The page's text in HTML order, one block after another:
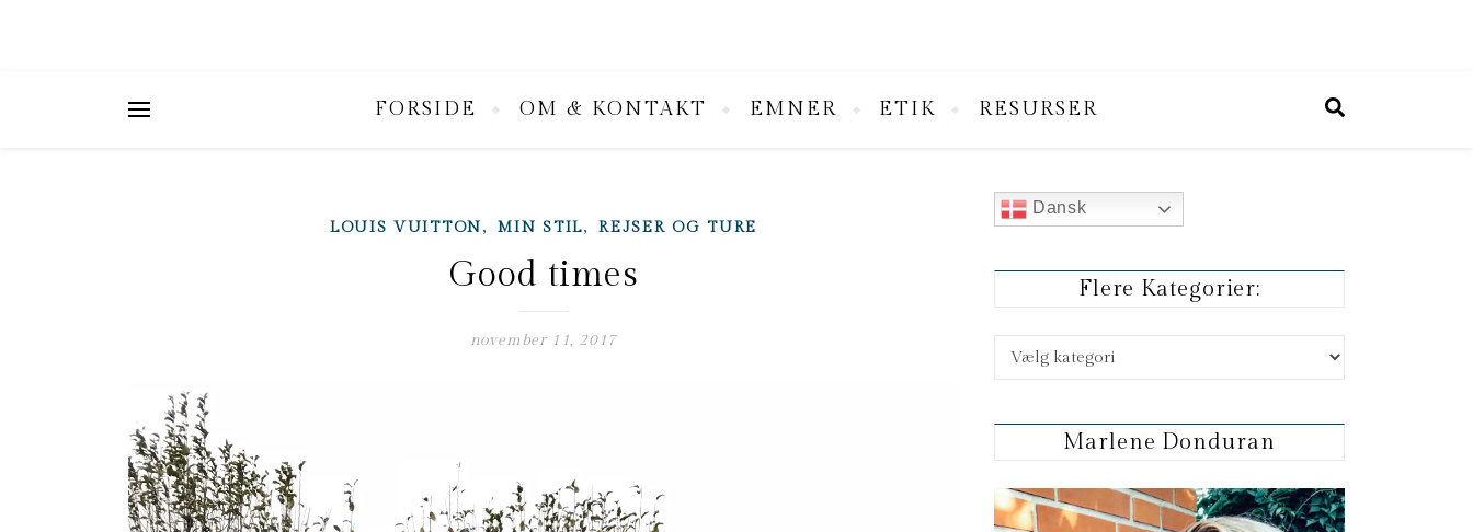
FORSIDE OM & KONTAKT EMNER ETIK RESURSER
LOUIS VUITTON,MIN STIL,REJSER OG TURE
Good times
november 11, 2017
Dansk
Flere Kategorier:
Flere kategorier:
Marlene Donduran